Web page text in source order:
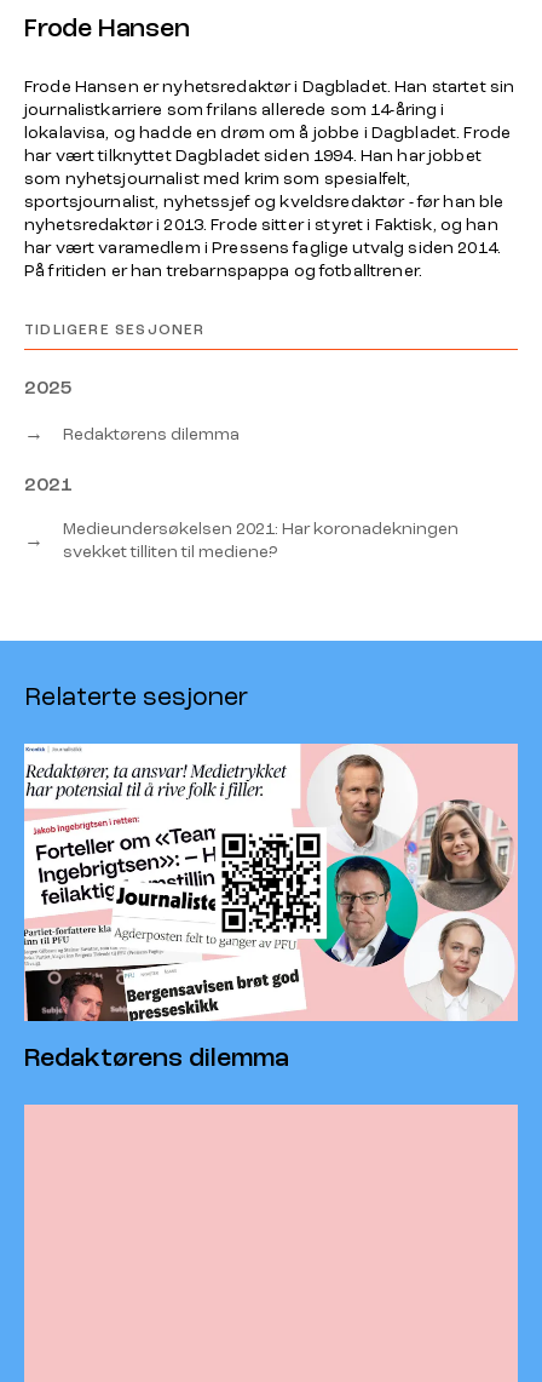
Frode Hansen
Frode Hansen er nyhetsredaktør i Dagbladet. Han startet sin
journalistkarriere som frilans allerede som 14-åring i
lokalavisa, og hadde en drøm om å jobbe i Dagbladet. Frode
har vært tilknyttet Dagbladet siden 1994. Han har jobbet
som nyhetsjournalist med krim som spesialfelt,
sportsjournalist, nyhetssjef og kveldsredaktør - før han ble
nyhetsredaktør i 2013. Frode sitter i styret i Faktisk, og han
har vært varamedlem i Pressens faglige utvalg siden 2014.
På fritiden er han trebarnspappa og fotballtrener.
TIDLIGERE SESJONER
2025
→ Redaktørens dilemma
2021
→
Medieundersøkelsen 2021: Har koronadekningen
svekket tilliten til mediene?
Relaterte sesjoner
Redaktørens dilemma